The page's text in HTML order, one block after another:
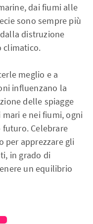
dai fiumi alle
sono sempre più
distruzione
climatico.
meglio e a
influenzano la
delle spiagge
e nei fiumi, ogni
Celebrare
per apprezzare gli
in grado di
un equilibrio